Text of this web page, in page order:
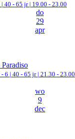
| 40 - 65 jr | 19.00 - 23.00
do
29
apr
- 6 | 40 - 65 jr | 21.30 - 23.00
wo
9
dec